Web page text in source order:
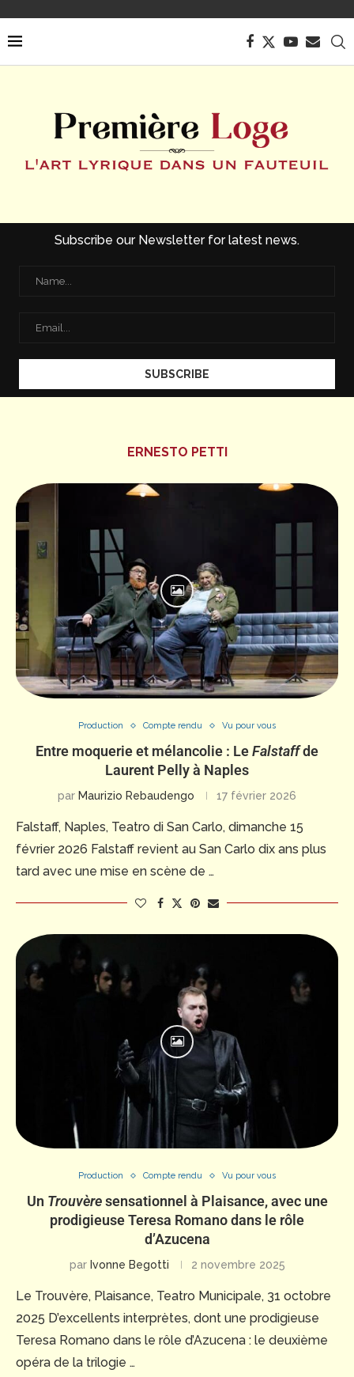
Subscribe our Newsletter for latest news.
ERNESTO PETTI
Production Compte rendu Vu pour vous
Entre moquerie et mélancolie : LeFalstaffde
Laurent Pelly à Naples
par Maurizio Rebaudengo 17 février 2026
Falstaff, Naples, Teatro di San Carlo, dimanche 15
février 2026 Falstaff revient au San Carlo dix ans plus
tard avec une mise en scène de …
Production Compte rendu Vu pour vous
Un Trouvèresensationnel à Plaisance, avec une
prodigieuse Teresa Romano dans le rôle
d’Azucena
par Ivonne Begotti 2 novembre 2025
Le Trouvère, Plaisance, Teatro Municipale, 31 octobre
2025 D’excellents interprètes, dont une prodigieuse
Teresa Romano dans le rôle d’Azucena : le deuxième
opéra de la trilogie …